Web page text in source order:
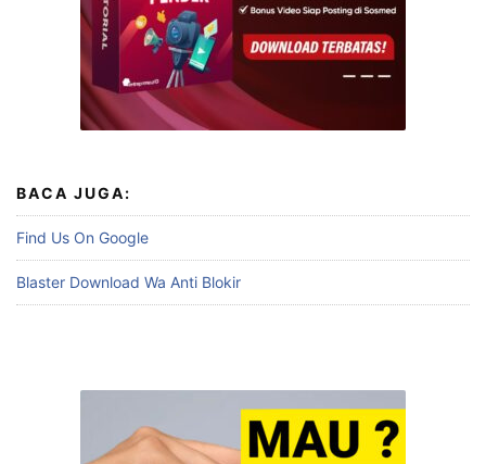
BACA JUGA:
Find Us On Google
Blaster Download Wa Anti Blokir